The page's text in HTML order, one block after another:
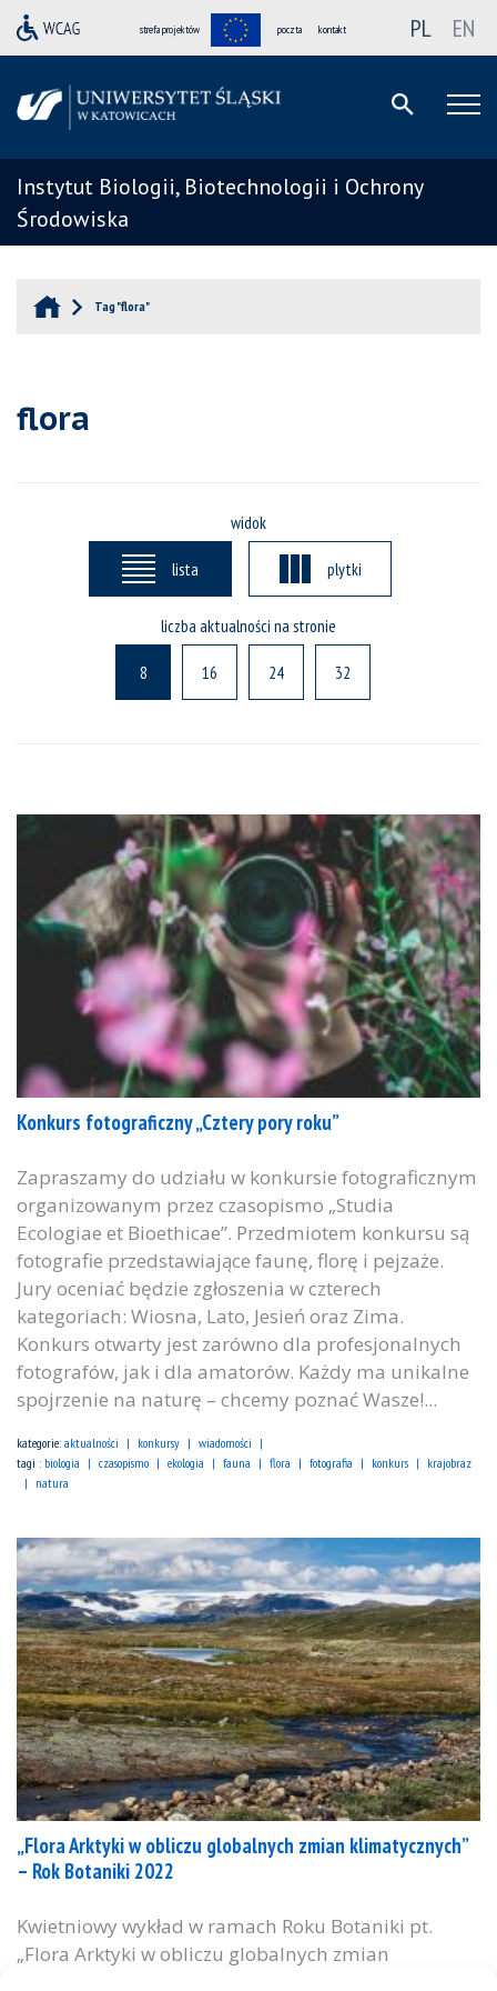
strefa projektów poczta kontakt PL EN
Instytut Biologii, Biotechnologii i Ochrony
Środowiska
Tag "flora"
flora
widok
lista plytki
liczba aktualności na stronie
8 16 24 32
Konkurs fotograficzny „Cztery pory roku”
Zapraszamy do udziału w konkursie fotograficznym
organizowanym przez czasopismo „Studia
Ecologiae et Bioethicae”. Przedmiotem konkursu są
fotografie przedstawiające faunę, florę i pejzaże.
Jury oceniać będzie zgłoszenia w czterech
kategoriach: Wiosna, Lato, Jesień oraz Zima.
Konkurs otwarty jest zarówno dla profesjonalnych
fotografów, jak i dla amatorów. Każdy ma unikalne
spojrzenie na naturę – chcemy poznać Wasze!...
kategorie: aktualności konkursy
wiadomości
tagi : biologia czasopismo ekologia fauna flora fotografia konkurs
krajobraz
natura
„Flora Arktyki w obliczu globalnych zmian klimatycznych”
– Rok Botaniki 2022
Kwietniowy wykład w ramach Roku Botaniki pt.
„Flora Arktyki w obliczu globalnych zmian